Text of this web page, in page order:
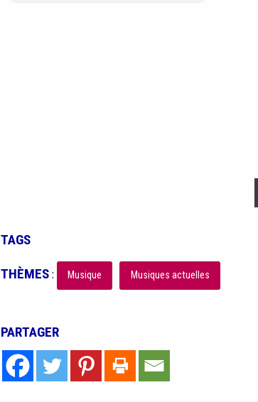
TAGS
THÈMES: Musique Musiques actuelles
PARTAGER